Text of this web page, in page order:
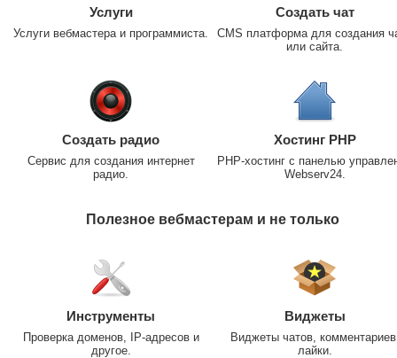
Услуги
Услуги вебмастера и программиста.
Создать чат
CMS платформа для создания
или сайта.
Создать радио
Сервис для создания интернет
радио.
Хостинг PHP
PHP-хостинг с панелью
Webserv24.
Полезное вебмастерам и не только
Инструменты
Проверка доменов, IP-адресов и
другое.
Виджеты
Виджеты чатов,
лайки.